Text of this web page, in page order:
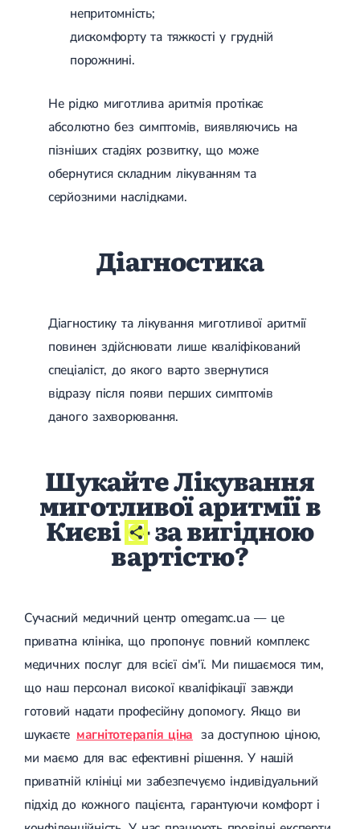
Вузловий зоб
Дифузний зоб
Підгострий тиреоїдит
Хронічний тиреоїдит
Гіпертиреоз
Гіпотиреоз
Хвороба Іценко-Кушинга
Гірсутизм
Кіста щитовидної залози
Ультразвукова терапія
Ударно-хвильова терапія
Реабілітація після перелому
Реабілітація після вивиху
Реабілітація після ендопротезування
Реабілітація після артроскопії
Лікувальна фізкультура
Дерматологія
непритомність;
дискомфорту та тяжкості у грудній
порожнині.
Не рідко миготлива аритмія протікає
абсолютно без симптомів, виявляючись на
пізніших стадіях розвитку, що може
обернутися складним лікуванням та
серйозними наслідками.
Діагностика
Діагностику та лікування миготливої ​​аритмії
повинен здійснювати лише кваліфікований
спеціаліст, до якого варто звернутися
відразу після появи перших симптомів
даного захворювання.
Шукайте Лікування
миготливої аритмії в
Києві - за вигідною
вартістю?
Сучасний медичний центр omegamc.ua — це
приватна клініка, що пропонує повний комплекс
медичних послуг для всієї сім'ї. Ми пишаємося тим,
що наш персонал високої кваліфікації завжди
готовий надати професійну допомогу. Якщо ви
шукаєте магнітотерапія ціна за доступною ціною,
ми маємо для вас ефективні рішення. У нашій
приватній клініці ми забезпечуємо індивідуальний
підхід до кожного пацієнта, гарантуючи комфорт і